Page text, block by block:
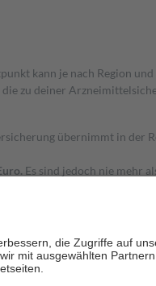
kann je nach Region
zu deiner
übernimmt in der
Es sind jedoch nie mehr
Zuzahlungen an bei: